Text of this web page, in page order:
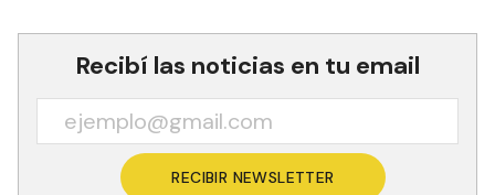
Recibí las noticias en tu email
RECIBIR NEWSLETTER